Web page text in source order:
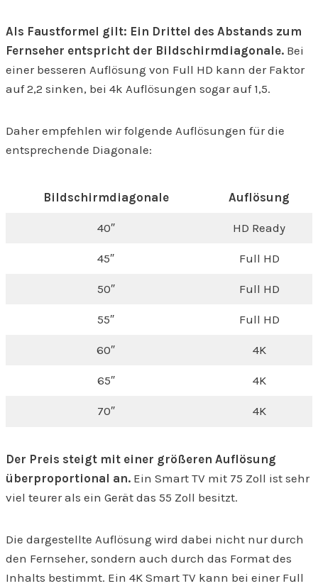
Als Faustformel gilt: Ein Drittel des Abstands zum
Fernseher entspricht der Bildschirmdiagonale. Bei
einer besseren Auflösung von Full HD kann der Faktor
auf 2,2 sinken, bei 4k Auflösungen sogar auf 1,5.
Daher empfehlen wir folgende Auflösungen für die
entsprechende Diagonale:
Bildschirmdiagonale Auflösung
40″ HD Ready
45″ Full HD
50″ Full HD
55″ Full HD
60″ 4K
65″ 4K
70″ 4K
Der Preis steigt mit einer größeren Auflösung
überproportional an. Ein Smart TV mit 75 Zoll ist sehr
viel teurer als ein Gerät das 55 Zoll besitzt.
Die dargestellte Auflösung wird dabei nicht nur durch
den Fernseher, sondern auch durch das Format des
Inhalts bestimmt. Ein 4K Smart TV kann bei einer Full